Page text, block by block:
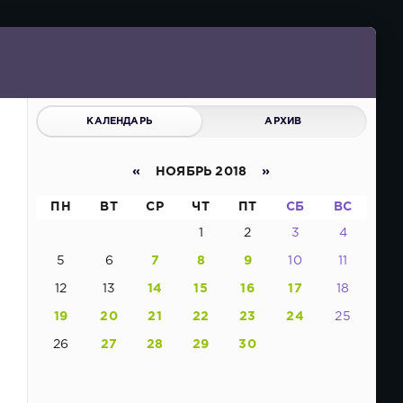
КАЛЕНДАРЬ АРХИВ
« НОЯБРЬ 2018 »
ПН ВТ СР ЧТ ПТ СБ ВС
1 2 3 4
5 6 7 8 9 10 11
12 13 14 15 16 17 18
19 20 21 22 23 24 25
26 27 28 29 30